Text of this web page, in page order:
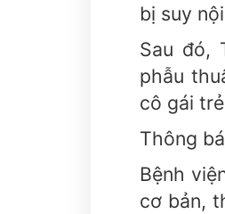
bị suy
Sau đó,
phẫu
cô gái
Thông
Bệnh
cơ bản,